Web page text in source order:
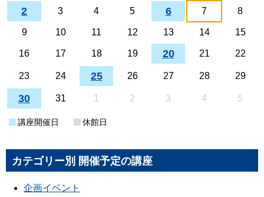
2 3 4 5 6 7 8
9 10 11 12 13 14 15
16 17 18 19 20 21 22
23 24 25 26 27 28 29
30 31 1 2 3 4 5
講座開催日 休館日
カテゴリー別 開催予定の講座
企画イベント